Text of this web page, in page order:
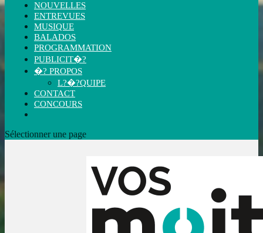
NOUVELLES
ENTREVUES
MUSIQUE
BALADOS
PROGRAMMATION
PUBLICIT�?
�? PROPOS
L?�?QUIPE
CONTACT
CONCOURS
Sélectionner une page